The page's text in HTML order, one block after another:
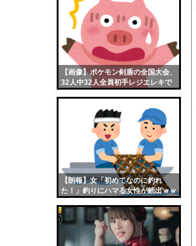
【画像】ポケモン剣盾の全国大会、
32人中32人全員初手レジエレキで
【朗報】女「初めてなのに釣れ
た！」釣りにハマる女性が続出ｗｗ